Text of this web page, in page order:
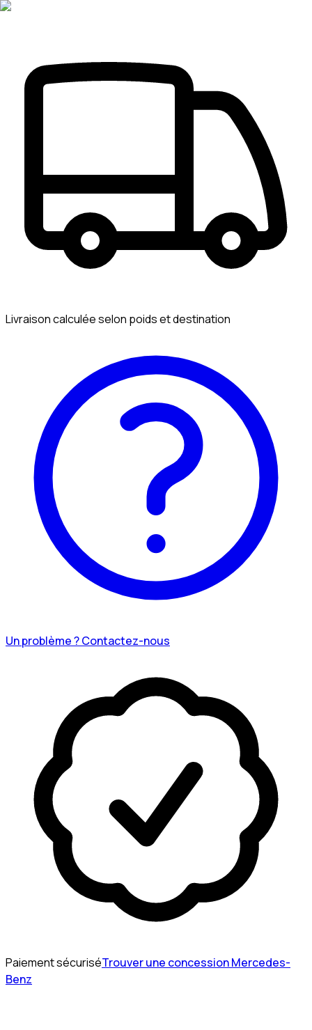
Livraison calculée selon poids et destination
Un problème ? Contactez-nous
Paiement sécuriséTrouver une concession Mercedes-
Benz